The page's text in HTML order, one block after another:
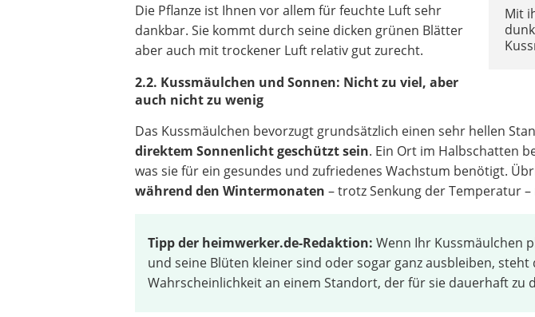
Mit
Die Pflanze ist Ihnen vor allem für feuchte Luft sehr
dankbar. Sie kommt durch seine dicken grünen Blätter
aber auch mit trockener Luft relativ gut zurecht.
2.2. Kussmäulchen und Sonnen: Nicht zu viel, aber
auch nicht zu wenig
Das Kussmäulchen bevorzugt grundsätzlich einen sehr hellen
direktem Sonnenlicht geschützt sein. Ein Ort im Halbschatten
was sie für ein gesundes und zufriedenes Wachstum benötigt.
während den Wintermonaten – trotz Senkung der Temperatur
Tipp der heimwerker.de-Redaktion: Wenn Ihr Kussmäulchen
und seine Blüten kleiner sind oder sogar ganz ausbleiben,
Wahrscheinlichkeit an einem Standort, der für sie dauerhaft zu